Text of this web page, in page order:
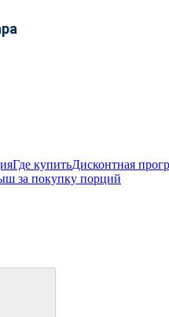
Где купитьДисконтная
за покупку порций